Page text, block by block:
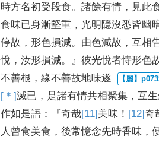
時方名初受段食。諸餘有情 ， 見此
食味已身漸堅重 ，光明隱沒悉皆幽
停故 ， 形色損減。 由色減故 ，互相
悅 ，汝形損減。』彼光悅者恃形色
不善根 ，緣不善故地味遂
[＊]滅已 ， 是諸有情共相聚集 ，互
作如是語 ：『奇哉[11] 美味 ！ [12]奇
人曾食美食 ，後常憶念先時香味 ，